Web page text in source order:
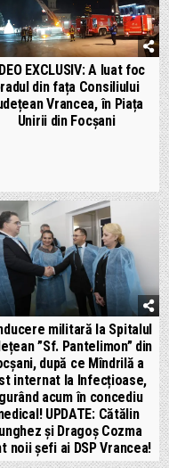
EXCLUSIV: A luat foc
din fața Consiliului
Vrancea, în Piața
Unirii din Focșani
militară la Spitalul
”Sf. Pantelimon” din
după ce Mîndrilă a
internat la Infecțioase,
acum în concediu
UPDATE: Cătălin
și Dragoș Cozma
noii șefi ai DSP Vrancea!